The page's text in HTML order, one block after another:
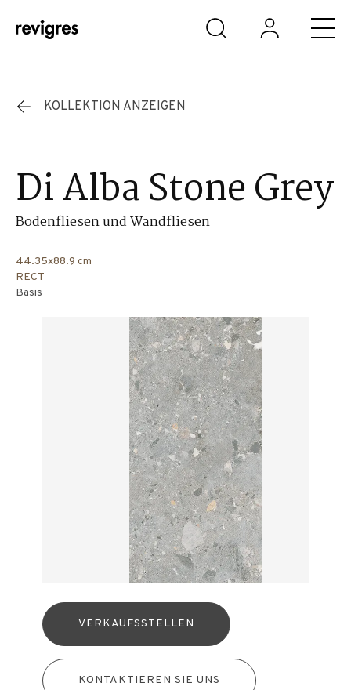
Zum Hauptinhalt springen
KOLLEKTION ANZEIGEN
Di Alba Stone Grey
Bodenfliesen und Wandfliesen
44.35x88.9 cm
RECT
Basis
VERKAUFSSTELLEN
KONTAKTIEREN SIE UNS